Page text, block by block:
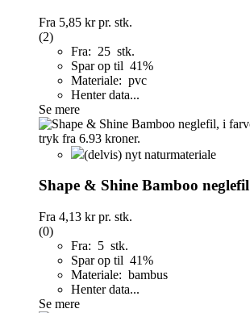
Fra 5,85 krpr. stk.
(2)
Fra: 25 stk.
Spar op til 41%
Materiale: pvc
Henter data...
Se mere
(delvis) nyt naturmateriale
Shape & Shine Bamboo neglefil
Fra 4,13 krpr. stk.
(0)
Fra: 5 stk.
Spar op til 41%
Materiale: bambus
Henter data...
Se mere